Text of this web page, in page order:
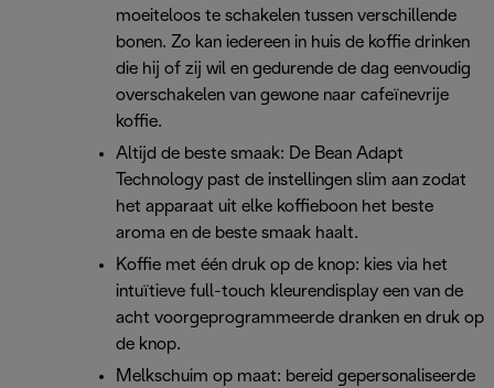
moeiteloos te schakelen tussen verschillende
bonen. Zo kan iedereen in huis de koffie drinken
die hij of zij wil en gedurende de dag eenvoudig
overschakelen van gewone naar cafeïnevrije
koffie.
Altijd de beste smaak: De Bean Adapt
Technology past de instellingen slim aan zodat
het apparaat uit elke koffieboon het beste
aroma en de beste smaak haalt.
Koffie met één druk op de knop: kies via het
intuïtieve full-touch kleurendisplay een van de
acht voorgeprogrammeerde dranken en druk op
de knop.
Melkschuim op maat: bereid gepersonaliseerde